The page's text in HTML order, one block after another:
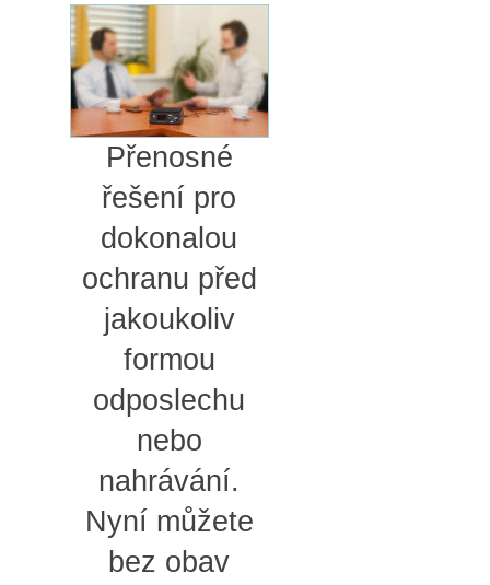
Přenosné
řešení pro
dokonalou
ochranu před
jakoukoliv
formou
odposlechu
nebo
nahrávání.
Nyní můžete
bez obav